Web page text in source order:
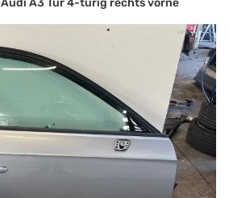
Audi A3 Tür 4-türig rechts vorne